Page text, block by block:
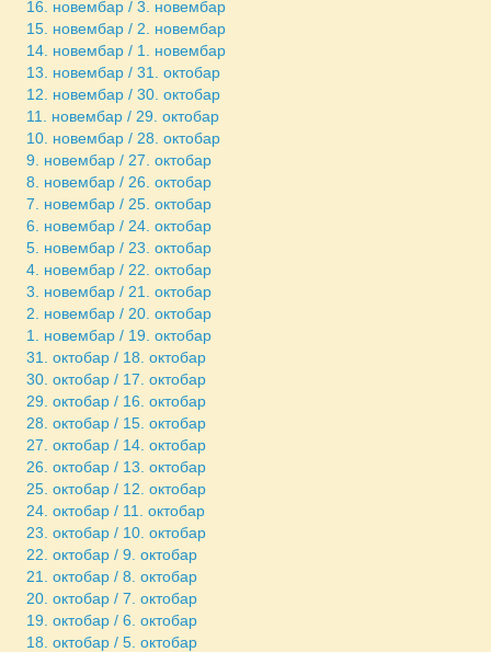
16. новембар / 3. новембар
15. новембар / 2. новембар
14. новембар / 1. новембар
13. новембар / 31. октобар
12. новембар / 30. октобар
11. новембар / 29. октобар
10. новембар / 28. октобар
9. новембар / 27. октобар
8. новембар / 26. октобар
7. новембар / 25. октобар
6. новембар / 24. октобар
5. новембар / 23. октобар
4. новембар / 22. октобар
3. новембар / 21. октобар
2. новембар / 20. октобар
1. новембар / 19. октобар
31. октобар / 18. октобар
30. октобар / 17. октобар
29. октобар / 16. октобар
28. октобар / 15. октобар
27. октобар / 14. октобар
26. октобар / 13. октобар
25. октобар / 12. октобар
24. октобар / 11. октобар
23. октобар / 10. октобар
22. октобар / 9. октобар
21. октобар / 8. октобар
20. октобар / 7. октобар
19. октобар / 6. октобар
18. октобар / 5. октобар